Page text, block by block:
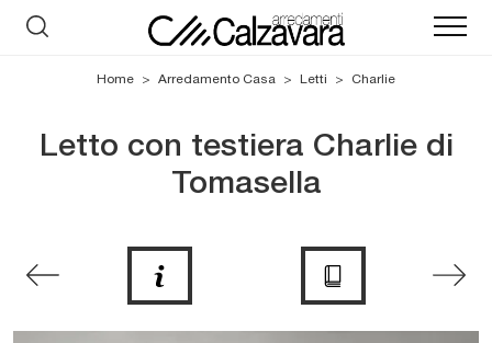
Home > Arredamento Casa > Letti > Charlie
Letto con testiera Charlie di
Tomasella